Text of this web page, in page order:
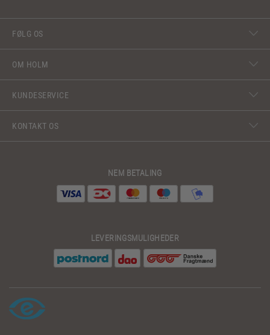
FØLG OS
OM HOLM
KUNDESERVICE
KONTAKT OS
NEM BETALING
LEVERINGSMULIGHEDER